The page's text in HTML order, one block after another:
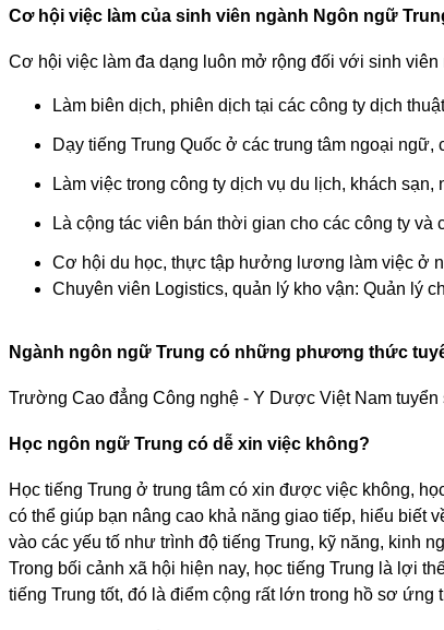
Cơ hội việc làm của sinh viên ngành Ngôn ngữ
Cơ hội việc làm đa dạng luôn mở rộng đối với sinh
Làm biên dịch, phiên dịch tại các công ty dịch
Dạy tiếng Trung Quốc ở các trung tâm ngoại ngữ,
Làm việc trong công ty dịch vụ du lịch, khách
Là cộng tác viên bán thời gian cho các công ty
Cơ hội du học, thực tập hưởng lương làm việc ở
Chuyên viên Logistics, quản lý kho vận: Quản lý
Ngành ngôn ngữ Trung có những phương thức
Trường Cao đẳng Công nghệ - Y Dược Việt Nam
Học ngôn ngữ Trung có dễ xin việc không?
Học tiếng Trung ở trung tâm có xin được việc không,
có thể giúp bạn nâng cao khả năng giao tiếp, hiểu biết
vào các yếu tố như trình độ tiếng Trung, kỹ năng, kinh
Trong bối cảnh xã hội hiện nay, học tiếng Trung là lợi
tiếng Trung tốt, đó là điểm cộng rất lớn trong hồ sơ